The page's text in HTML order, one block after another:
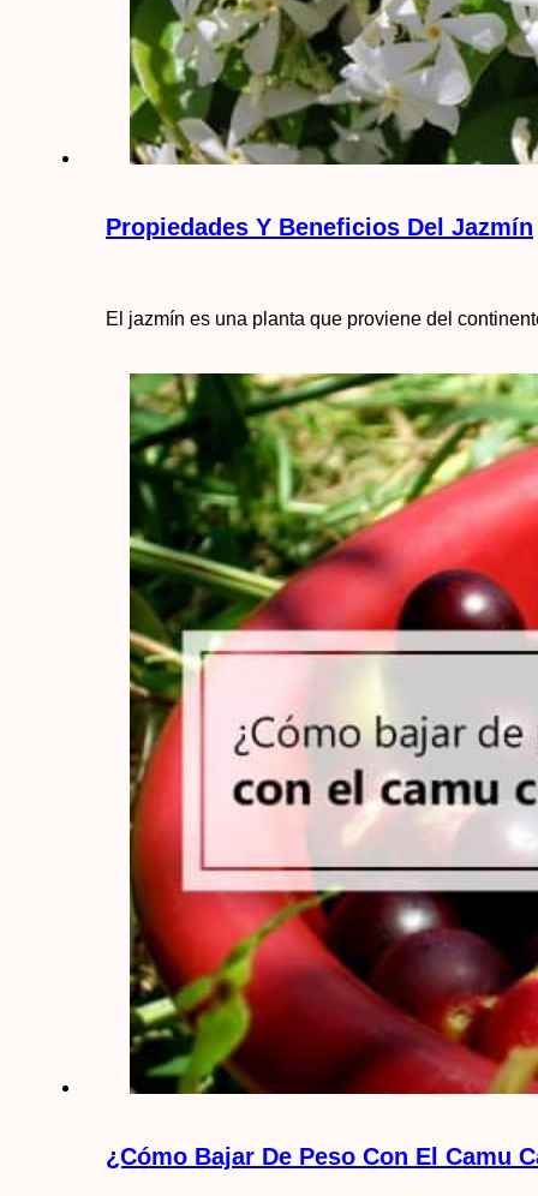
Propiedades Y Beneficios Del Jazmín
El jazmín es una planta que proviene del
¿Cómo Bajar De Peso Con El Camu